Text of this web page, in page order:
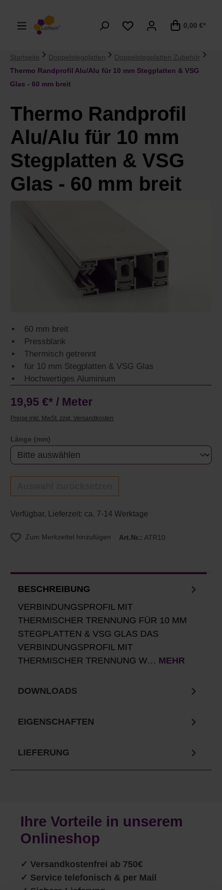
0,00 €*
Startseite Doppelstegplatten
Doppelstegplatten Zubehör
Thermo Randprofil Alu/Alu für 10 mm Stegplatten & VSG
Glas - 60 mm breit
Thermo Randprofil
Alu/Alu für 10 mm
Stegplatten & VSG
Glas - 60 mm breit
60 mm breit
Pressblank
Thermisch getrennt
für 10 mm Stegplatten & VSG Glas
Hochwertiges Aluminium
19,95 €* / Meter
Preise inkl. MwSt. zzgl. Versandkosten
Länge (mm)
Verfügbar, Lieferzeit: ca. 7-14 Werktage
Zum Merkzettel hinzufügen Art.Nr.: ATR10
BESCHREIBUNG
VERBINDUNGSPROFIL MIT
THERMISCHER TRENNUNG FÜR 10 MM
STEGPLATTEN & VSG GLAS DAS
VERBINDUNGSPROFIL MIT
THERMISCHER TRENNUNG W… MEHR
DOWNLOADS
EIGENSCHAFTEN
LIEFERUNG
Ihre Vorteile in unserem
Onlineshop
✓ Versandkostenfrei ab 750€
✓ Service telefonisch & per Mail